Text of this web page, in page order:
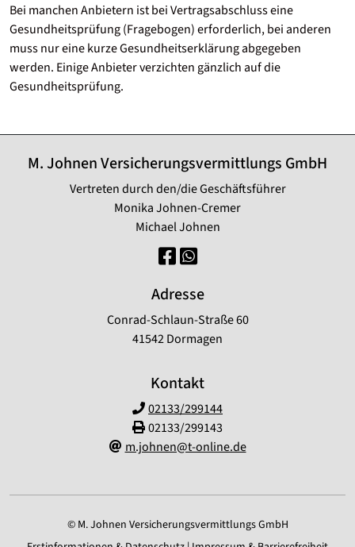
Bei manchen Anbietern ist bei Vertragsabschluss eine
Gesundheitsprüfung (Fragebogen) erforderlich, bei anderen
muss nur eine kurze Gesundheitserklärung abgegeben
werden. Einige Anbieter verzichten gänzlich auf die
Gesundheitsprüfung.
M. Johnen Versicherungsvermittlungs GmbH
Vertreten durch den/die Geschäftsführer
Monika Johnen-Cremer
Michael Johnen
Adresse
Conrad-Schlaun-Straße 60
41542 Dormagen
Kontakt
02133/299144
02133/299143
m.johnen@t-online.de
© M. Johnen Versicherungsvermittlungs GmbH